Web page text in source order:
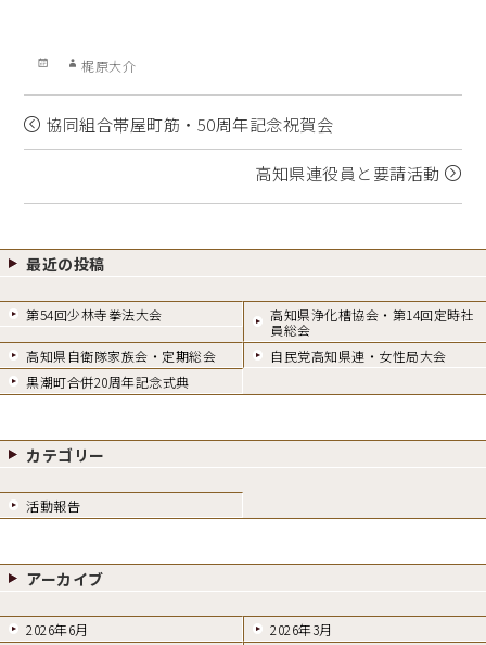
PostedAuthor
梶原大介
協同組合帯屋町筋・50周年記念祝賀会
高知県連役員と要請活動
最近の投稿
第54回少林寺拳法大会
高知県浄化槽協会・第14回定時社
員総会
高知県自衛隊家族会・定期総会
自民党高知県連・女性局大会
黒潮町合併20周年記念式典
カテゴリー
活動報告
アーカイブ
2026年6月
2026年3月